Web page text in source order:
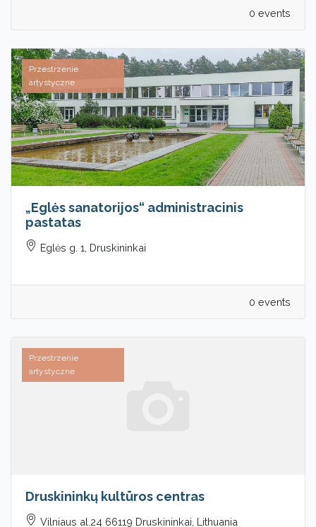
0 events
Przestrzenie
artystyczne
„Eglės sanatorijos“ administracinis
pastatas
Eglės g. 1, Druskininkai
0 events
Przestrzenie
artystyczne
Druskininkų kultūros centras
Vilniaus al.24 66119 Druskininkai, Lithuania